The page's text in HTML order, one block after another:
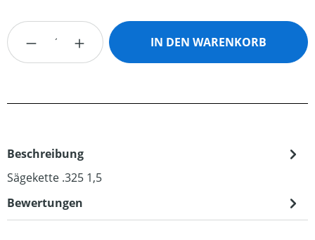
Produkt Anzahl: Gib den gewünschten
IN DEN WARENKORB
Beschreibung
Sägekette .325 1,5
Bewertungen